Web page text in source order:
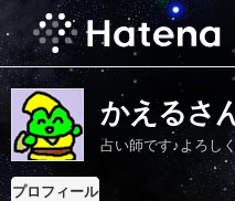
かえるさ
占い師です♪よろし
プロフィール